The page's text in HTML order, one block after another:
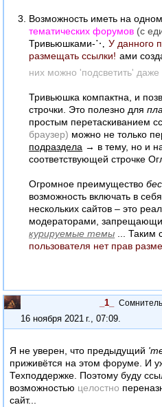
Возможность иметь на
тематических форумов (с
Тривьюшками-⋱
У данного
размещать ссылки! ами
них можно 'подсветить'
Тривьюшка компактна, и
строчки. Это полезно для
простым перетаскиванием
браузер) можно не только
подраздела → в тему, но и
соответствующей строчке
Огромное преимущество
возможность включать в
нескольких сайтов – это
модераторами,
курируемые темы ... Таким
пользователя нет прав
_1_
16 ноября 2021 г., 07:09.
Я не уверен, что предыдущий
приживётся на этом форуме. И
Техподдержке. Поэтому буду
возможностью целостно
сайт...